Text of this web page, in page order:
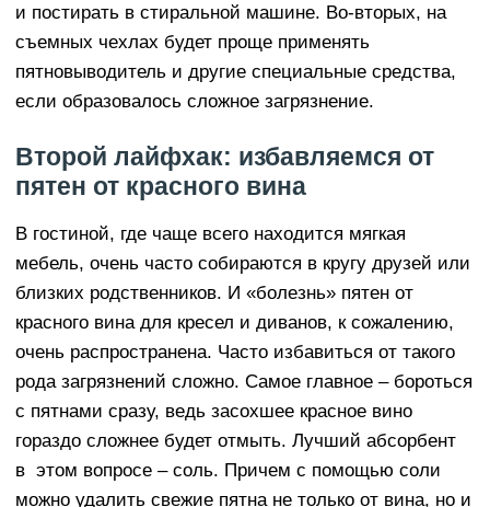
и постирать в стиральной машине. Во-вторых, на
съемных чехлах будет проще применять
пятновыводитель и другие специальные средства,
если образовалось сложное загрязнение.
Второй лайфхак: избавляемся от
пятен от красного вина
В гостиной, где чаще всего находится мягкая
мебель, очень часто собираются в кругу друзей или
близких родственников. И «болезнь» пятен от
красного вина для кресел и диванов, к сожалению,
очень распространена. Часто избавиться от такого
рода загрязнений сложно. Самое главное – бороться
с пятнами сразу, ведь засохшее красное вино
гораздо сложнее будет отмыть. Лучший абсорбент
в этом вопросе – соль. Причем с помощью соли
можно удалить свежие пятна не только от вина, но и